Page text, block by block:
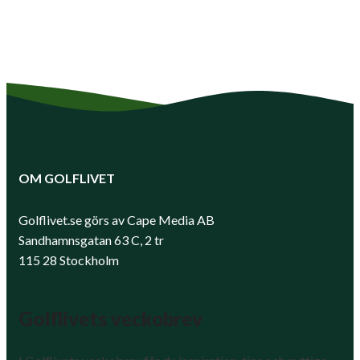
OM GOLFLIVET
Golflivet.se görs av Cape Media AB
Sandhamnsgatan 63 C, 2 tr
115 28 Stockholm